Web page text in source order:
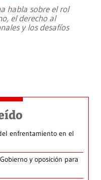
habla sobre el rol
el derecho al
y los desafíos
enfrentamiento en el
y oposición para